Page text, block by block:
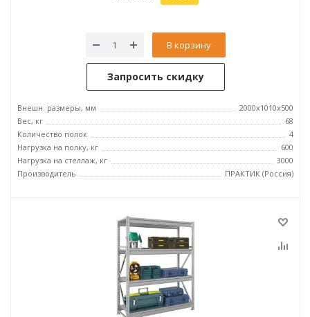
В корзину
Запросить скидку
Внешн. размеры, мм
2000x1010x500
Вес, кг
68
Количество полок
4
Нагрузка на полку, кг
600
Нагрузка на стеллаж, кг
3000
Производитель
ПРАКТИК (Россия)